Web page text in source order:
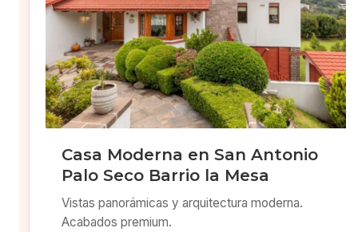
Casa Moderna en San Antonio
Palo Seco Barrio la Mesa
Vistas panorámicas y arquitectura moderna.
Acabados premium.